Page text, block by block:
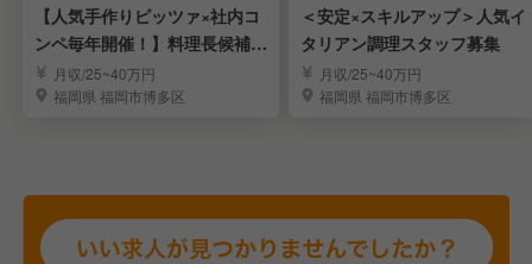
【人気手作りピッツァ×社内コ
ンペ毎年開催！】料理長候補募
集 月収/25~40万円
福岡県 福岡市博多区
＜安定×スキルアップ＞人気イ
タリアン調理スタッフ募集
月収/25~40万円
福岡県 福岡市博多区